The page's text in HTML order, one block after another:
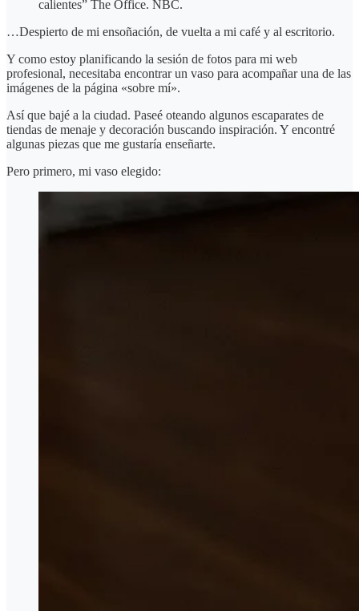
calientes” The Office. NBC.
…Despierto de mi ensoñación, de vuelta a mi café y al escritorio.
Y como estoy planificando la sesión de fotos para mi web
profesional, necesitaba encontrar un vaso para acompañar una de las
imágenes de la página «sobre mí».
Así que bajé a la ciudad. Paseé oteando algunos escaparates de
tiendas de menaje y decoración buscando inspiración. Y encontré
algunas piezas que me gustaría enseñarte.
Pero primero, mi vaso elegido: